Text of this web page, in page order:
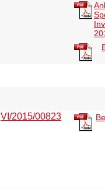
VI/2015/00823